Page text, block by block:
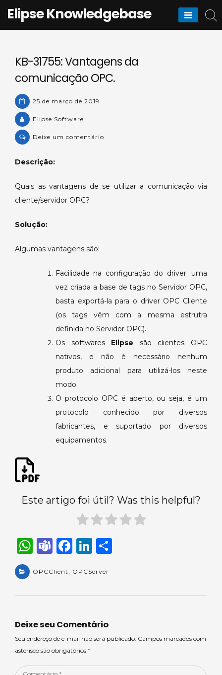
Elipse Knowledgebase
KB-31755: Vantagens da
comunicação OPC.
25 de março de 2019
Elipse Software
Deixe um comentário
Descrição:
Quais as vantagens de se utilizar a comunicação via
cliente/servidor OPC?
Solução:
Algumas vantagens são:
Facilidade na configuração do driver: uma
vez criada a base de tags no Servidor OPC,
basta exportá-la para o driver OPC Cliente
(os tags vêm com a mesma estrutra
definida no Servidor OPC).
Os softwares Elipse são clientes OPC
nativos, e não é necessário nenhum
produto adicional para utilizá-los neste
modo.
O protocolo OPC é aberto, ou seja, é um
protocolo conhecido por diversos
fabricantes, e suportado por diversos
equipamentos.
Este artigo foi útil? Was this helpful?
W
a
ts
p
p
T
a
m
F
c
e
o
o
k
Li
k
e
n
e
OPCClient, OPCServer
Deixe seu Comentário
Seu endereço de e-mail não será publicado. Campos marcados com
asterisco são obrigatórios *
Comentário